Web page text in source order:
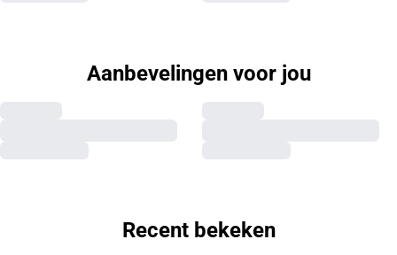
Aanbevelingen voor jou
Recent bekeken